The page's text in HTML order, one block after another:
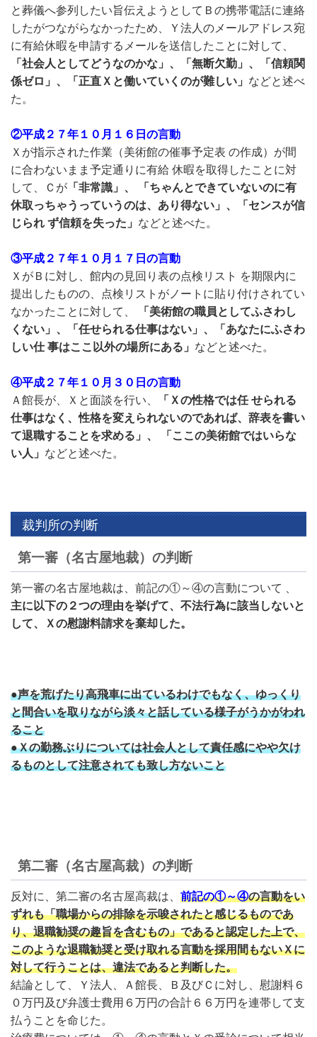
と葬儀へ参列したい旨伝えようとしてＢの携帯電話に連絡
したがつながらなかったため、Ｙ法人のメールアドレス宛
に有給休暇を申請するメールを送信したことに対して、
「社会人としてどうなのかな」、「無断欠勤」、「信頼関
係ゼロ」、「正直Ｘと働いていくのが難しい」 などと述べ
た。
②平成２７年１０月１６日の言動
Ｘが指示された作業（美術館の催事予定表 の作成）が間
に合わないまま予定通りに有給 休暇を取得したことに対
して、Ｃが 「非常識」、 「ちゃんとできていないのに有
休取っちゃうっていうのは、あり得ない」、「センスが信
じられ ず信頼を失った」 などと述べた。
③平成２７年１０月１７日の言動
ＸがＢに対し、館内の見回り表の点検リスト を期限内に
提出したものの、点検リストがノートに貼り付けされてい
なかったことに対して、
「美術館の職員としてふさわし
くない」、「任せられる仕事はない」、「あなたにふさわ
しい仕 事はここ以外の場所にある」 などと述べた。
④平成２７年１０月３０日の言動
Ａ館長が、Ｘと面談を行い、
「Ｘの性格では任 せられる
仕事はなく、性格を変えられないのであれば、辞表を書い
て退職することを求める」、 「ここの美術館ではいらな
い人」 などと述べた。
裁判所の判断
第一審（名古屋地裁）の判断
第一審の名古屋地裁は、前記の①～④の言動について 、
主に以下の２つの理由を挙げて、不法行為に該当しないと
して、Ｘの慰謝料請求を棄却した。
●声を荒げたり高飛車に出ているわけでもなく、ゆっくり
と間合いを取りながら淡々と話している様子がうかがわれ
ること
●Ｘの勤務ぶりについては社会人として責任感にやや欠け
るものとして注意されても致し方ないこと
第二審（名古屋高裁）の判断
反対に、第二審の名古屋高裁は、 前記の①～④の言動をい
ずれも「職場からの排除を示唆されたと感じるものであ
り、退職勧奨の趣旨を含むもの」であると認定した上で、
このような退職勧奨と受け取れる言動を採用間もないＸに
対して行うことは、違法であると判断した。
結論として、Ｙ法人、Ａ館長、Ｂ及びＣに対し、慰謝料６
０万円及び弁護士費用６万円の合計６６万円を連帯して支
払うことを命じた。